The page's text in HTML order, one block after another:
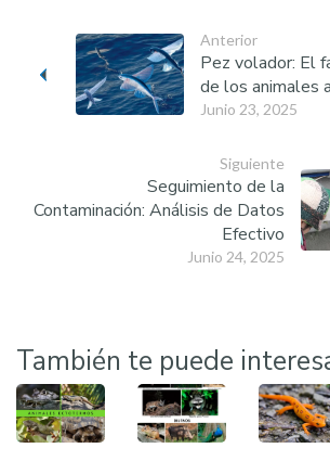
Anterior
Junio 23, 2025
Pez volador: El
de los animales
Siguiente
Junio 24, 2025
Seguimiento de la
Contaminación: Análisis de Datos
Efectivo
También te puede